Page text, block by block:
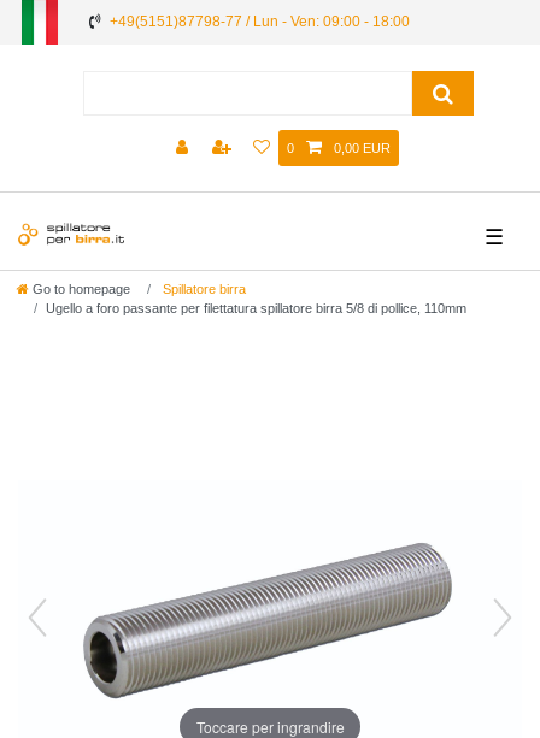
+49(5151)87798-77 / Lun - Ven: 09:00 - 18:00
0 0,00 EUR
☰
Go to homepage
Spillatore birra
Ugello a foro passante per filettatura spillatore birra 5/8 di pollice, 110mm
Toccare per ingrandire